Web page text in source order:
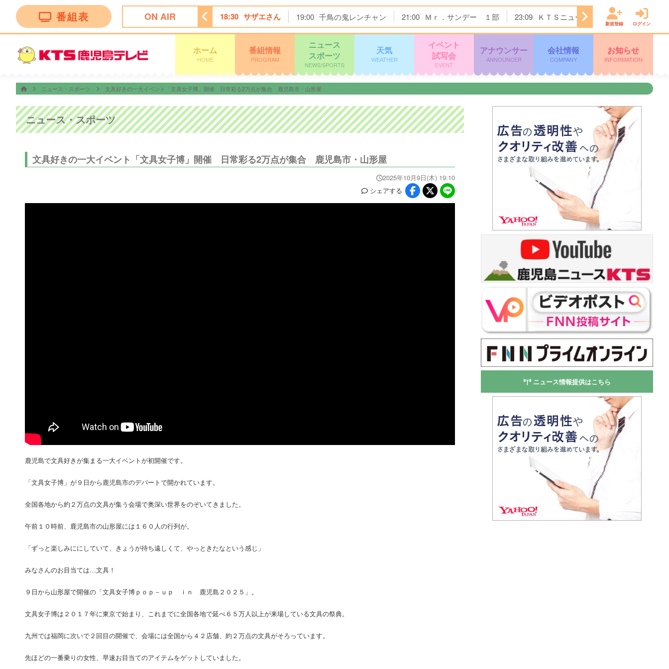
番組表 ON AIR
ット！ 17:57 天気予報 ちびまる子ちゃん 18:30 サザエさん 19:00 千鳥の鬼レンチャン 21:00 Ｍｒ．サンデー １部 23:09 ＫＴＳニュース 23:15 ワンピース
新規登録 ログイン
ホーム
HOME
番組情報
PROGRAM
ニュース
スポーツ
NEWS/SPORTS
天気
WEATHER
イベント
試写会
EVENT
アナウンサー
ANNOUNCER
会社情報
COMPANY
お知らせ
INFORMATION
ニュース・スポーツ 文具好きの一大イベント「文具女子博」開催 日常彩る2万点が集合 鹿児島市・山形屋
ニュース・スポーツ
文具好きの一大イベント「文具女子博」開催 日常彩る2万点が集合 鹿児島市・山形屋
2025年10月9日(木) 19:10
シェアする
鹿児島で文具好きが集まる一大イベントが初開催です。
「文具女子博」が９日から鹿児島市のデパートで開かれています。
全国各地から約２万点の文具が集う会場で奥深い世界をのぞいてきました。
午前１０時前、鹿児島市の山形屋には１６０人の行列が。
「ずっと楽しみににしていて、きょうが待ち遠しくて、やっときたなという感じ」
みなさんのお目当ては…文具！
９日から山形屋で開催の「文具女子博ｐｏｐ－ｕｐ ｉｎ 鹿児島２０２５」。
文具女子博は２０１７年に東京で始まり、これまでに全国各地で延べ６５万人以上が来場している文具の祭典。
九州では福岡に次いで２回目の開催で、会場には全国から４２店舗、約２万点の文具がそろっています。
先ほどの一番乗りの女性、早速お目当てのアイテムをゲットしていました。
ニュース情報提供はこちら